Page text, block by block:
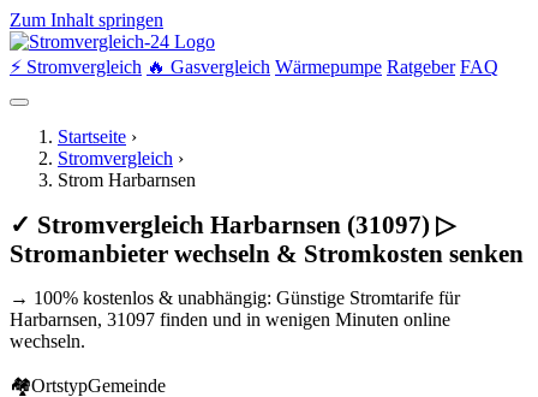
Zum Inhalt springen
⚡ Stromvergleich 🔥 Gasvergleich Wärmepumpe Ratgeber FAQ
Startseite ›
Stromvergleich ›
Strom Harbarnsen
✓ Stromvergleich Harbarnsen (31097) ▷
Stromanbieter wechseln & Stromkosten senken
→ 100% kostenlos & unabhängig: Günstige Stromtarife für
Harbarnsen, 31097 finden und in wenigen Minuten online
wechseln.
🏘OrtstypGemeinde